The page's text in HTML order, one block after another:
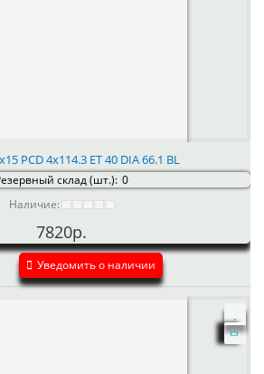
PCD 4x114.3 ET 40 DIA 66.1 BL
склад (шт.): 0
Наличие:
7820р.
Уведомить о наличии